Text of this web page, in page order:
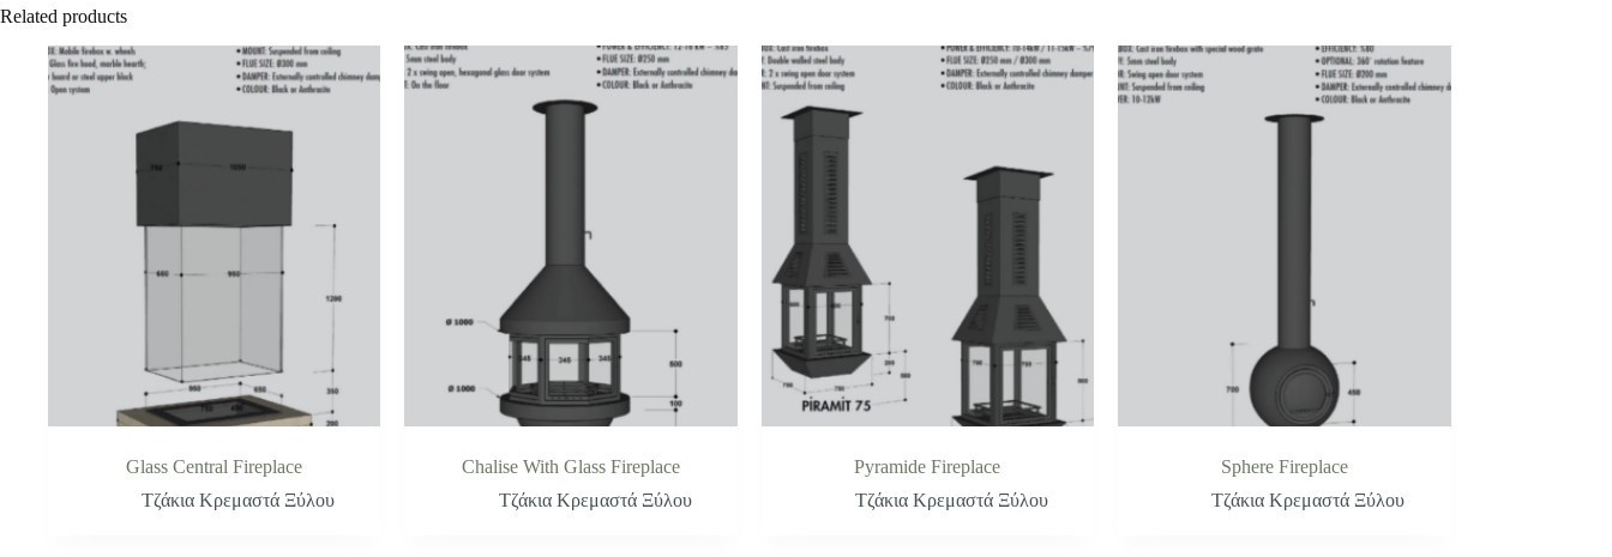
Related products
Glass Central Fireplace
Τζάκια Κρεμαστά Ξύλου
Chalise With Glass Fireplace
Τζάκια Κρεμαστά Ξύλου
Pyramide Fireplace
Τζάκια Κρεμαστά Ξύλου
Sphere Fireplace
Τζάκια Κρεμαστά Ξύλου